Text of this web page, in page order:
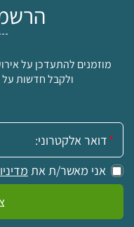
מוזמנים להתעדכן על
ולקבל חדשות
אימייל:
אני מאשר/ת את